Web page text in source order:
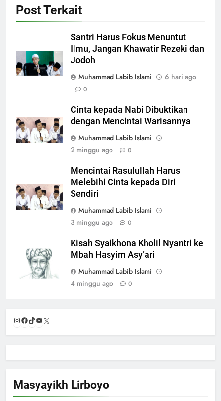
Post Terkait
Santri Harus Fokus Menuntut
Ilmu, Jangan Khawatir Rezeki dan
Jodoh
Muhammad Labib Islami
6 hari ago
0
Cinta kepada Nabi Dibuktikan
dengan Mencintai Warisannya
Muhammad Labib Islami
2 minggu ago
0
Mencintai Rasulullah Harus
Melebihi Cinta kepada Diri
Sendiri
Muhammad Labib Islami
3 minggu ago
0
Kisah Syaikhona Kholil Nyantri ke
Mbah Hasyim Asy’ari
Muhammad Labib Islami
4 minggu ago
0
Instagram
Facebook
TikTok
YouTube
Masyayikh Lirboyo